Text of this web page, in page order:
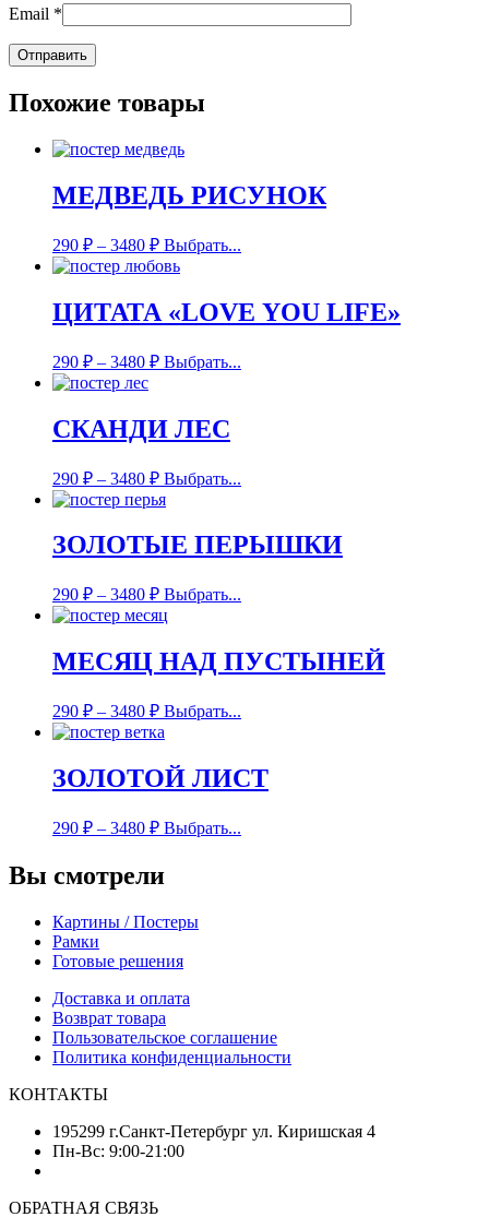
Email *
Похожие товары
МЕДВЕДЬ РИСУНОК
290 ₽ – 3480 ₽ Выбрать...
ЦИТАТА «LOVE YOU LIFE»
290 ₽ – 3480 ₽ Выбрать...
СКАНДИ ЛЕС
290 ₽ – 3480 ₽ Выбрать...
ЗОЛОТЫЕ ПЕРЫШКИ
290 ₽ – 3480 ₽ Выбрать...
МЕСЯЦ НАД ПУСТЫНЕЙ
290 ₽ – 3480 ₽ Выбрать...
ЗОЛОТОЙ ЛИСТ
290 ₽ – 3480 ₽ Выбрать...
Вы смотрели
Картины / Постеры
Рамки
Готовые решения
Доставка и оплата
Возврат товара
Пользовательское соглашение
Политика конфиденциальности
КОНТАКТЫ
195299 г.Санкт-Петербург ул. Киришская 4
Пн-Вс: 9:00-21:00
ОБРАТНАЯ СВЯЗЬ